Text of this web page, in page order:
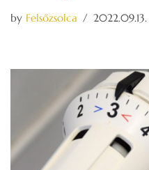
by Felsőzsolca 2022.09.13.